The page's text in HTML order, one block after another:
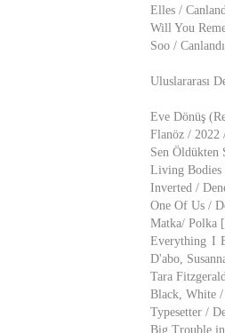
Elles /
Will You
Soo /
Uluslararası
Eve Dönüş
Flanöz / 2022
Sen Öldükten
Living Bodies
Inverted /
One Of Us /
Matka/ Polka
Everything I
D'abo,
Tara
Black, White /
Typesetter /
Big Trouble